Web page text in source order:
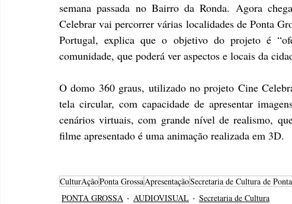
semana passada no Bairro da Ronda. Agora
Celebrar vai percorrer várias localidades de Ponta
Portugal, explica que o objetivo do projeto é
comunidade, que poderá ver aspectos e locais da
O domo 360 graus, utilizado no projeto Cine
tela circular, com capacidade de apresentar
cenários virtuais, com grande nível de realismo,
filme apresentado é uma animação realizada em 3D.
CulturAçãoPonta GrossaApresentaçãoSecretaria de Cultura de
PONTA GROSSA
AUDIOVISUAL Secretaria de Cultura